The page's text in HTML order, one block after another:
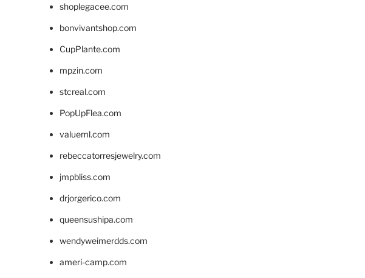
shoplegacee.com
bonvivantshop.com
CupPlante.com
mpzin.com
stcreal.com
PopUpFlea.com
valueml.com
rebeccatorresjewelry.com
jmpbliss.com
drjorgerico.com
queensushipa.com
wendyweimerdds.com
ameri-camp.com